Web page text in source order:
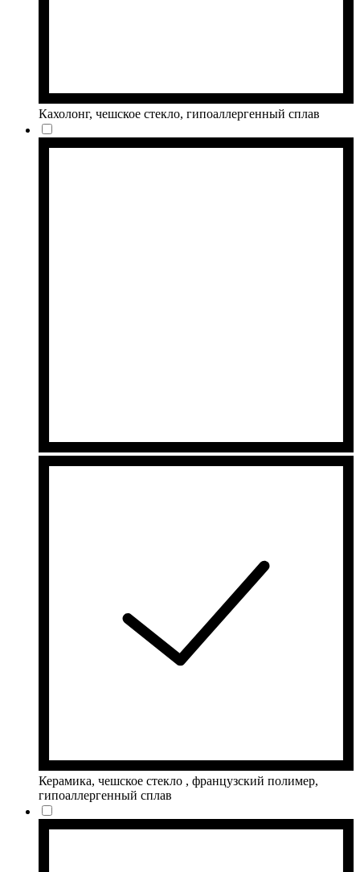
Кахолонг, чешское стекло, гипоаллергенный сплав
Керамика, чешское стекло , французский полимер,
гипоаллергенный сплав